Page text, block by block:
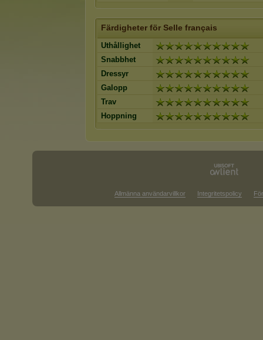
Färdigheter för Selle français
Uthållighet
Snabbhet
Dressyr
Galopp
Trav
Hoppning
Allmänna användarvillkor Integritetspolicy